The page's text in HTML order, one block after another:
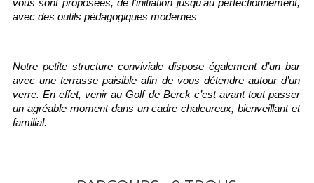
vous sont proposées, de l’initiation jusqu’au perfectionnement,
avec des outils pédagogiques modernes
Notre petite structure conviviale dispose également d’un bar
avec une terrasse paisible afin de vous détendre autour d’un
verre. En effet, venir au Golf de Berck c’est avant tout passer
un agréable moment dans un cadre chaleureux, bienveillant et
familial.